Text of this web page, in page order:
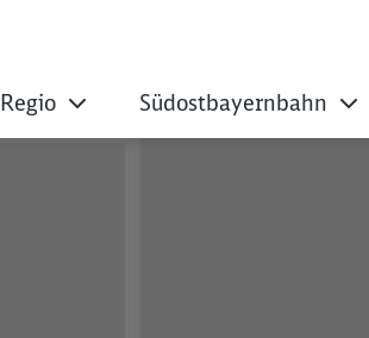
Regio Südostbayernbahn